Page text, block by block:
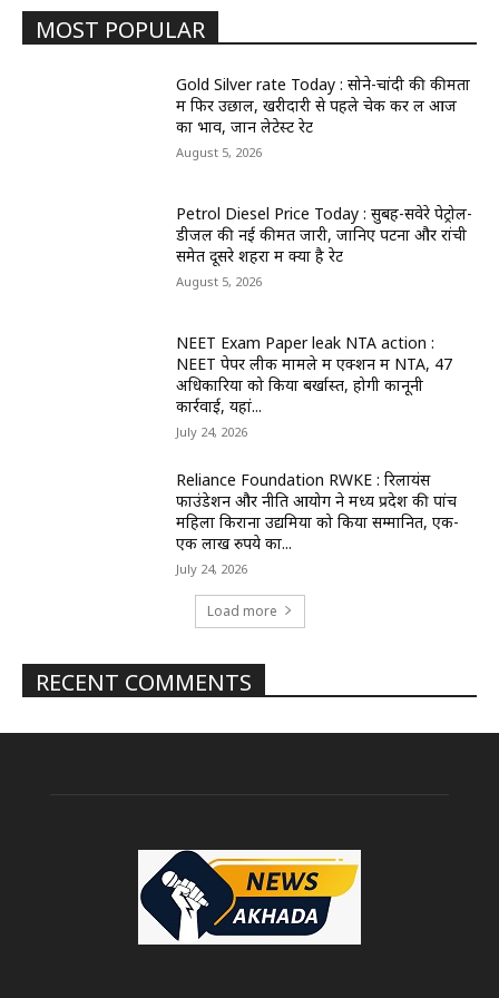
MOST POPULAR
Gold Silver rate Today : सोने-चांदी की कीमतों
में फिर उछाल, खरीदारी से पहले चेक कर लें आज
का भाव, जानें लेटेस्ट रेट
August 5, 2026
Petrol Diesel Price Today : सुबह-सवेरे पेट्रोल-
डीजल की नई कीमतें जारी, जानिए पटना और रांची
समेत दूसरे शहरों में क्या है रेट
August 5, 2026
NEET Exam Paper leak NTA action :
NEET पेपर लीक मामले में एक्शन में NTA, 47
अधिकारियों को किया बर्खास्त, होगी कानूनी
कार्रवाई, यहां...
July 24, 2026
Reliance Foundation RWKE : रिलायंस
फाउंडेशन और नीति आयोग ने मध्य प्रदेश की पांच
महिला किराना उद्यमियों को किया सम्मानित, एक-
एक लाख रुपये का...
July 24, 2026
Load more
RECENT COMMENTS